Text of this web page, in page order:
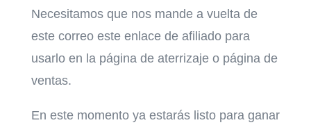
Necesitamos que nos mande a vuelta de
este correo este enlace de afiliado para
usarlo en la página de aterrizaje o página de
ventas.
En este momento ya estarás listo para ganar